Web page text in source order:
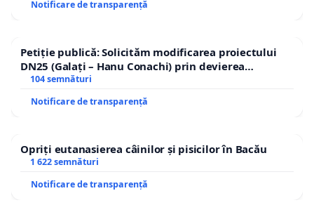
Notificare de transparență
Petiție publică: Solicităm modificarea proiectului
DN25 (Galați – Hanu Conachi) prin devierea
traseului în afara localităților!
104 semnături
Notificare de transparență
Opriți eutanasierea câinilor și pisicilor în Bacău
1 622 semnături
Notificare de transparență